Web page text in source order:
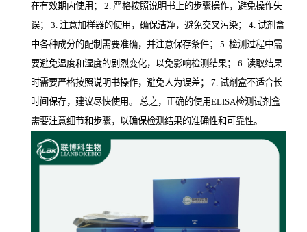
在有效期内使用； 2. 严格按照说明书上的步骤操作，避免操作失
误； 3. 注意加样器的使用，确保洁净，避免交叉污染； 4. 试剂盒
中各种成分的配制需要准确，并注意保存条件； 5. 检测过程中需
要避免温度和湿度的剧烈变化，以免影响检测结果； 6. 读取结果
时需要严格按照说明书操作，避免人为误差； 7. 试剂盒不适合长
时间保存，建议尽快使用。 总之，正确的使用ELISA检测试剂盒
需要注意细节和步骤，以确保检测结果的准确性和可靠性。